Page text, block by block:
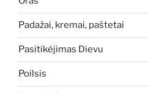
Padažai, kremai, paštetai
Pasitikėjimas Dievu
Poilsis